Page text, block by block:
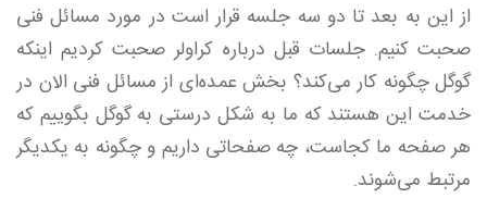
از این به بعد تا دو سه جلسه قرار است در مورد مسائل فنی
صحبت کنیم. جلسات قبل درباره کراولر صحبت کردیم اینکه
گوگل چگونه کار می‌کند؟ بخش عمده‌ای از مسائل فنی الان در
خدمت این هستند که ما به شکل درستی به گوگل بگوییم که
هر صفحه ما کجاست، چه صفحاتی داریم و چگونه به یکدیگر
مرتبط می‌شوند.